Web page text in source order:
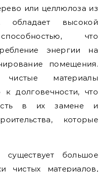
или целлюлоза из
обладает высокой
что
энергии на
помещения.
чистые материалы
долговечности, что
в их замене и
которые
большое
чистых материалов,